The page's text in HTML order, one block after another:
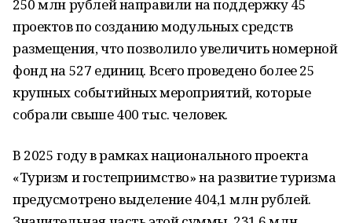
250 млн рублей направили на поддержку 45
проектов по созданию модульных средств
размещения, что позволило увеличить номерной
фонд на 527 единиц. Всего проведено более 25
крупных событийных мероприятий, которые
собрали свыше 400 тыс. человек.
В 2025 году в рамках национального проекта
«Туризм и гостеприимство» на развитие туризма
предусмотрено выделение 404,1 млн рублей.